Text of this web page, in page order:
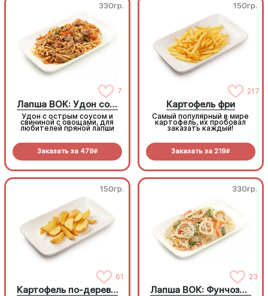
330гр.
7
Лапша ВОК: Удон со свининой
Удон с острым соусом и
свининой с овощами, для
любителей пряной лапши
Заказать за 479R
150гр.
217
Картофель фри
Самый популярный в мире
картофель, их пробовал
заказать каждый!
Заказать за 219R
150гр.
61
Картофель по-деревенски
330гр.
23
Лапша ВОК: Фунчоза с кальмаром